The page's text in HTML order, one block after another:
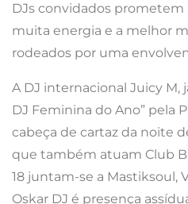
DJs convidados
muita energia e a melhor
rodeados por uma
A DJ internacional Juicy M,
DJ Feminina do Ano” pela
cabeça de cartaz da noite
que também atuam Club
18 juntam-se a Mastiksoul,
Oskar DJ é presença